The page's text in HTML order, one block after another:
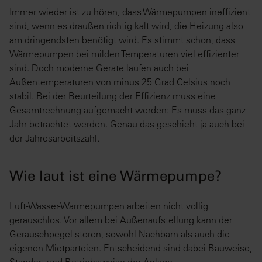
Immer wieder ist zu hören, dass Wärmepumpen ineffizient
sind, wenn es draußen richtig kalt wird, die Heizung also
am dringendsten benötigt wird. Es stimmt schon, dass
Wärmepumpen bei milden Temperaturen viel effizienter
sind. Doch moderne Geräte laufen auch bei
Außentemperaturen von minus 25 Grad Celsius noch
stabil. Bei der Beurteilung der Effizienz muss eine
Gesamtrechnung aufgemacht werden: Es muss das ganz
Jahr betrachtet werden. Genau das geschieht ja auch bei
der Jahresarbeitszahl.
Wie laut ist eine Wärmepumpe?
Luft-Wasser-Wärmepumpen arbeiten nicht völlig
geräuschlos. Vor allem bei Außenaufstellung kann der
Geräuschpegel stören, sowohl Nachbarn als auch die
eigenen Mietparteien. Entscheidend sind dabei Bauweise,